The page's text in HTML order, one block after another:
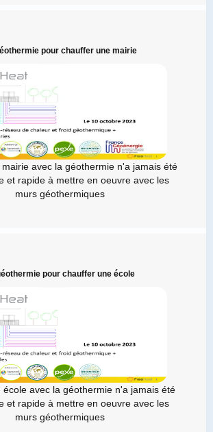
pour chauffer une mairie
avec la géothermie n'a jamais été
et rapide à mettre en oeuvre avec les
murs géothermiques
pour chauffer une école
école avec la géothermie n'a jamais été
et rapide à mettre en oeuvre avec les
murs géothermiques